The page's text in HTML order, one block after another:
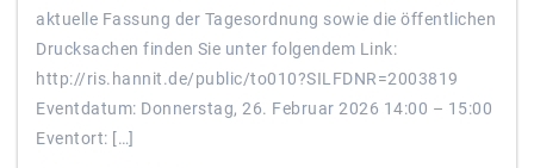
aktuelle Fassung der Tagesordnung sowie die öffentlichen
Drucksachen finden Sie unter folgendem Link:
http://ris.hannit.de/public/to010?SILFDNR=2003819
Eventdatum: Donnerstag, 26. Februar 2026 14:00 – 15:00
Eventort: […]